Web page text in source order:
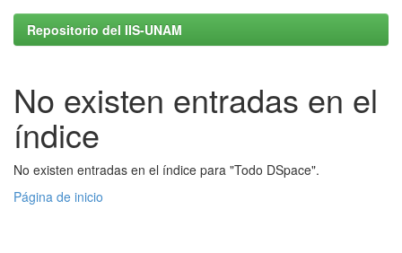
Repositorio del IIS-UNAM
No existen entradas en el
índice
No existen entradas en el índice para "Todo DSpace".
Página de inicio